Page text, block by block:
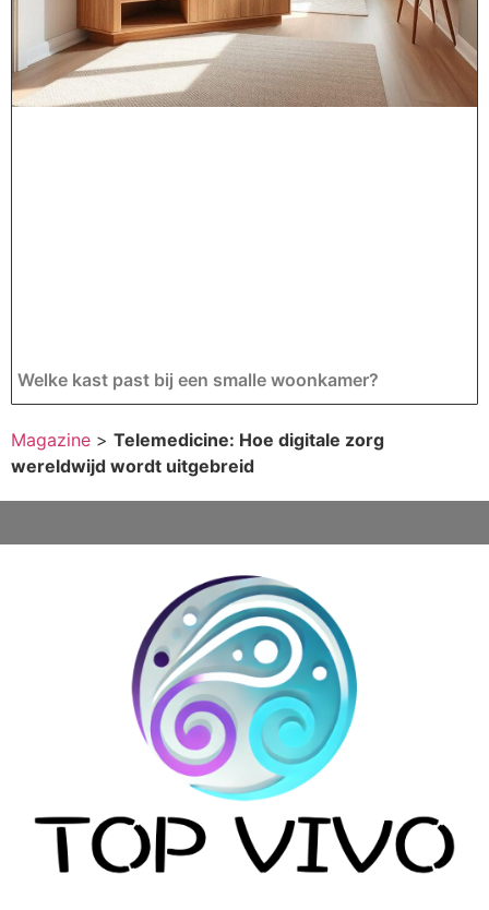
Welke kast past bij een smalle woonkamer?
Magazine > Telemedicine: Hoe digitale zorg
wereldwijd wordt uitgebreid